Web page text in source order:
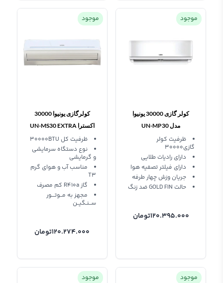
موجود
کولر گازی 30000 یونیوا
مدل UN-MP30
ظرفیت کولر
گازی30000
دارای راديات طلايي
دارای فیلتر تصفیه هوا
جریان وزش چهار طرفه
حالت GOLD FIN ضد زنگ
120.395.000تومان
موجود
کولرگازی یونیوا 30000
اکسترا UN-MS30 EXTRA
T3ظرفیت کل 30000BTU
نوع دستگاه سرمایشی
و گرمایشی
مناسب آب و هوای گرم
T3
گاز R410a کم مصرف
مجهز به مــوتـــور
ســنـگيــن
120.274.000تومان
موجود موجود